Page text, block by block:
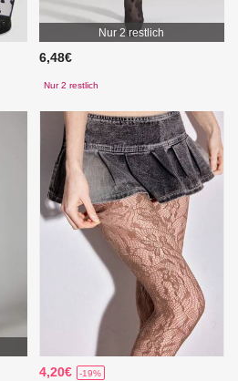
Nur 2 restlich
6,48€
Nur 2 restlich
4,20€ -19%